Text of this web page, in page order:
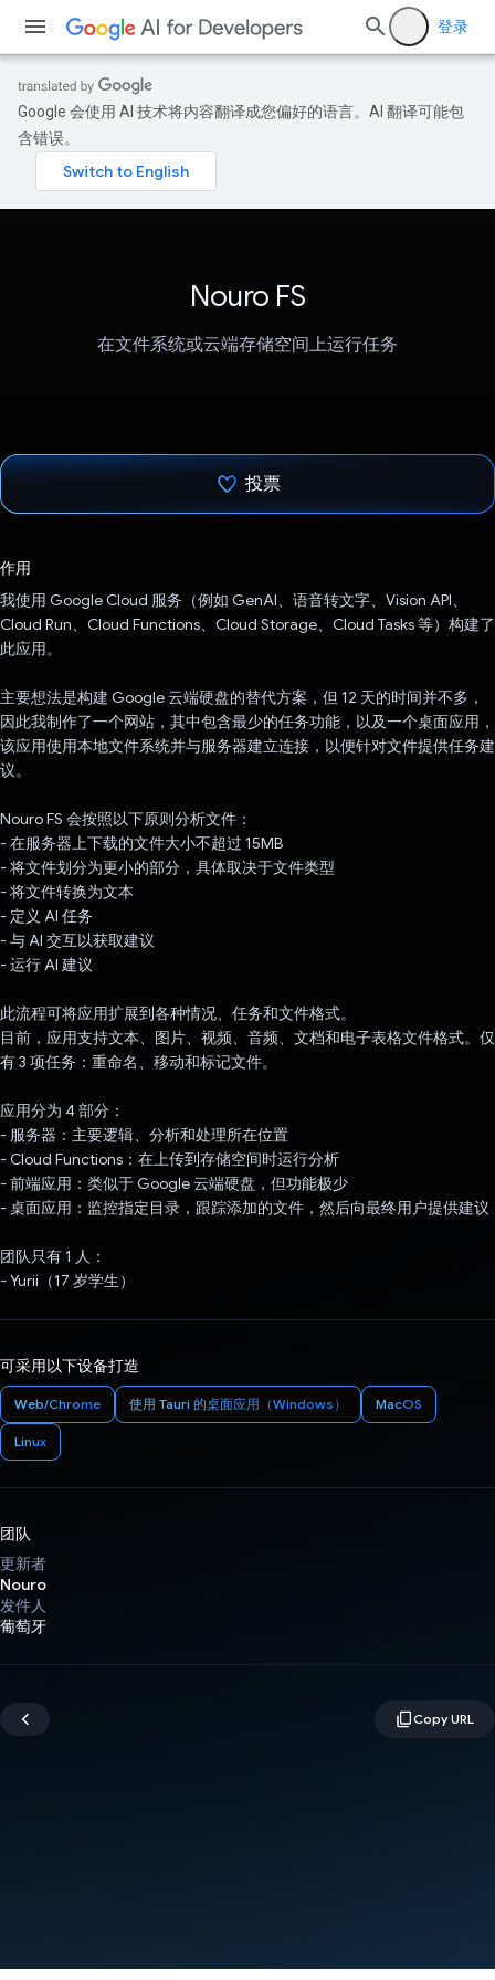
登录
Google 会使用 AI 技术将内容翻译成您偏好的语言。AI 翻译可能包
含错误。
Nouro FS
在文件系统或云端存储空间上运行任务
投票
作用
我使用 Google Cloud 服务（例如 GenAI、语音转文字、Vision API、
Cloud Run、Cloud Functions、Cloud Storage、Cloud Tasks 等）构建了
此应用。
主要想法是构建 Google 云端硬盘的替代方案，但 12 天的时间并不多，
因此我制作了一个网站，其中包含最少的任务功能，以及一个桌面应用，
该应用使用本地文件系统并与服务器建立连接，以便针对文件提供任务建
议。
Nouro FS 会按照以下原则分析文件：
- 在服务器上下载的文件大小不超过 15MB
- 将文件划分为更小的部分，具体取决于文件类型
- 将文件转换为文本
- 定义 AI 任务
- 与 AI 交互以获取建议
- 运行 AI 建议
此流程可将应用扩展到各种情况、任务和文件格式。
目前，应用支持文本、图片、视频、音频、文档和电子表格文件格式。仅
有 3 项任务：重命名、移动和标记文件。
应用分为 4 部分：
- 服务器：主要逻辑、分析和处理所在位置
- Cloud Functions：在上传到存储空间时运行分析
- 前端应用：类似于 Google 云端硬盘，但功能极少
- 桌面应用：监控指定目录，跟踪添加的文件，然后向最终用户提供建议
团队只有 1 人：
- Yurii（17 岁学生）
可采用以下设备打造
Web/Chrome 使用 Tauri 的桌面应用（Windows） MacOS
Linux
团队
更新者
Nouro
发件人
葡萄牙